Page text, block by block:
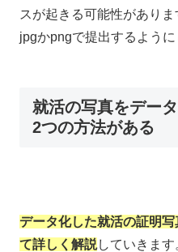
スが起きる可能性があり
jpgかpngで提出するように
就活の写真をデー
2つの方法がある
データ化した就活の証明
て詳しく解説していきます